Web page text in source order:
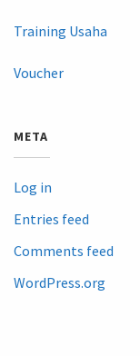
Training Usaha
Voucher
META
Log in
Entries feed
Comments feed
WordPress.org